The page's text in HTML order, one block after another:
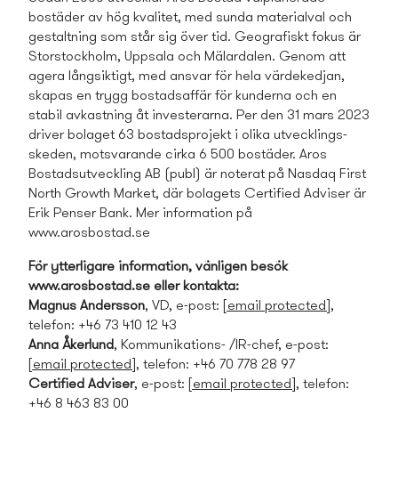
bostäder av hög kvalitet, med sunda materialval och
gestaltning som står sig över tid. Geografiskt fokus är
Storstockholm, Uppsala och Mälardalen. Genom att
agera långsiktigt, med ansvar för hela värdekedjan,
skapas en trygg bostads­affär för kunderna och en
stabil avkastning åt investerarna. Per den 31 mars 2023
driver bolaget 63 bostads­projekt i olika utvecklings­
skeden, motsvarande cirka 6 500 bostäder. Aros
Bostads­utveckling AB (publ) är noterat på Nasdaq First
North Growth Market, där bolagets Certified Adviser är
Erik Penser Bank. Mer information på
www.arosbostad.se
För ytterligare information, vänligen besök
www.arosbostad.se eller kontakta:
Magnus Andersson, VD, e-post: [email protected] ,
telefon: +46 73 410 12 43
Anna Åkerlund, Kommunikations- /IR-chef, e-post:
[email protected] , telefon: +46 70 778 28 97
Certified Adviser, e-post: [email protected] , telefon:
+46 8 463 83 00